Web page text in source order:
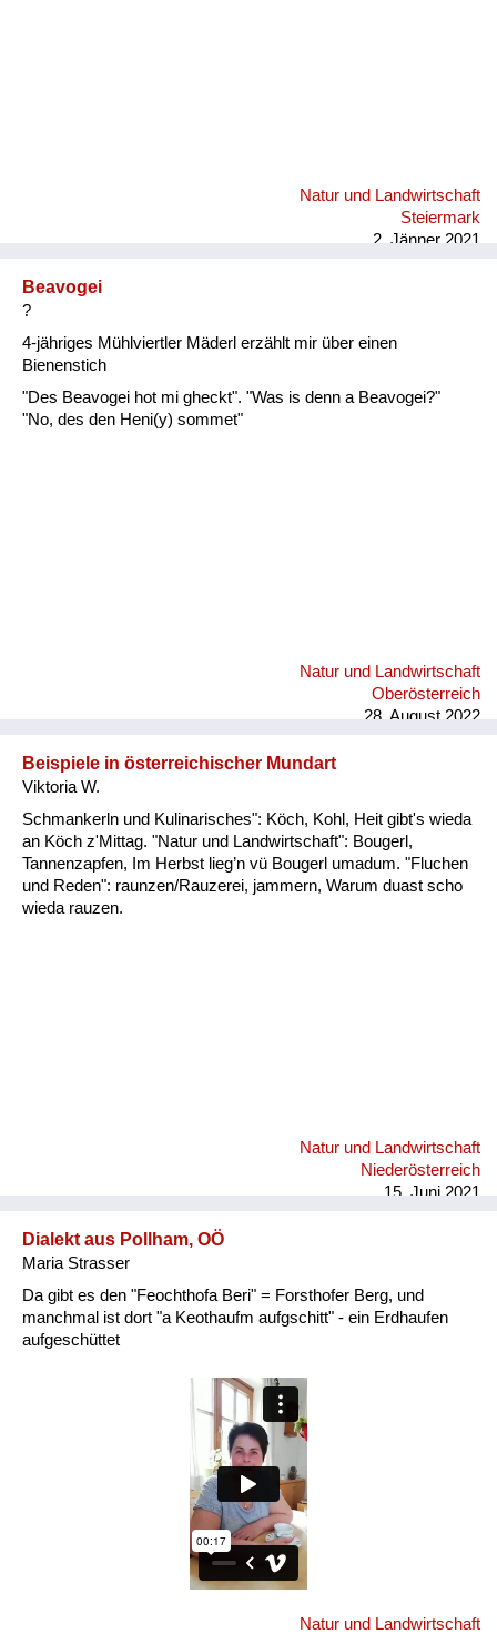
Natur und Landwirtschaft
Steiermark
2. Jänner 2021
Beavogei
?
4-jähriges Mühlviertler Mäderl erzählt mir über einen
Bienenstich
"Des Beavogei hot mi gheckt". "Was is denn a Beavogei?"
"No, des den Heni(y) sommet"
Natur und Landwirtschaft
Oberösterreich
28. August 2022
Beispiele in österreichischer Mundart
Viktoria W.
Schmankerln und Kulinarisches": Köch, Kohl, Heit gibt's wieda
an Köch z'Mittag. "Natur und Landwirtschaft": Bougerl,
Tannenzapfen, Im Herbst lieg’n vü Bougerl umadum. "Fluchen
und Reden": raunzen/Rauzerei, jammern, Warum duast scho
wieda rauzen.
Natur und Landwirtschaft
Niederösterreich
15. Juni 2021
Dialekt aus Pollham, OÖ
Maria Strasser
Da gibt es den "Feochthofa Beri" = Forsthofer Berg, und
manchmal ist dort "a Keothaufm aufgschitt" - ein Erdhaufen
aufgeschüttet
Natur und Landwirtschaft